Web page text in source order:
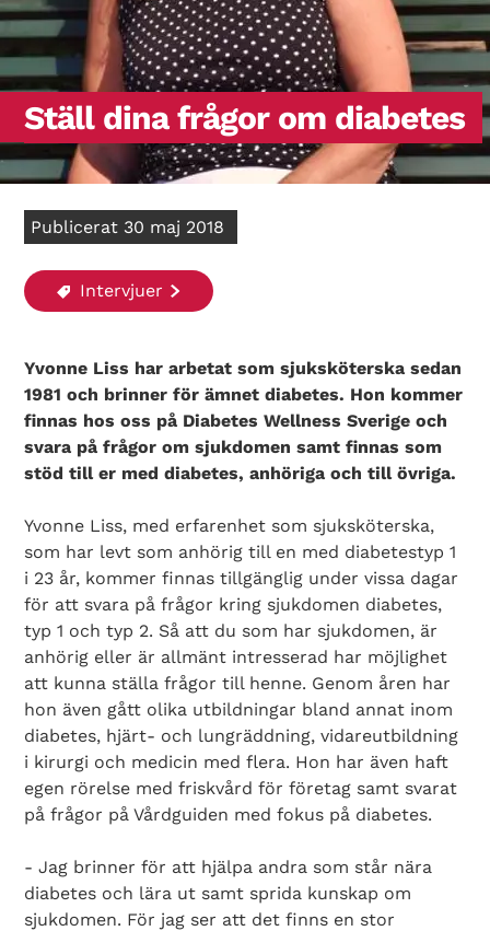
Ställ dina frågor om diabetes
Publicerat 30 maj 2018
Intervjuer
Yvonne Liss har arbetat som sjuksköterska sedan
1981 och brinner för ämnet diabetes. Hon kommer
finnas hos oss på Diabetes Wellness Sverige och
svara på frågor om sjukdomen samt finnas som
stöd till er med diabetes, anhöriga och till övriga.
Yvonne Liss, med erfarenhet som sjuksköterska,
som har levt som anhörig till en med diabetestyp 1
i 23 år, kommer finnas tillgänglig under vissa dagar
för att svara på frågor kring sjukdomen diabetes,
typ 1 och typ 2. Så att du som har sjukdomen, är
anhörig eller är allmänt intresserad har möjlighet
att kunna ställa frågor till henne. Genom åren har
hon även gått olika utbildningar bland annat inom
diabetes, hjärt- och lungräddning, vidareutbildning
i kirurgi och medicin med flera. Hon har även haft
egen rörelse med friskvård för företag samt svarat
på frågor på Vårdguiden med fokus på diabetes.
- Jag brinner för att hjälpa andra som står nära
diabetes och lära ut samt sprida kunskap om
sjukdomen. För jag ser att det finns en stor